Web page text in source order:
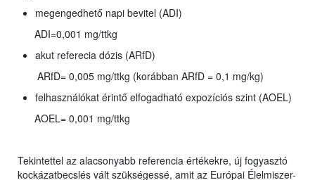
megengedhető napi bevitel (ADI)
ADI=0,001 mg/ttkg
akut referecia dózis (ARfD)
ARfD= 0,005 mg/ttkg (korábban ARfD = 0,1 mg/kg)
felhasználókat érintő elfogadható expozíciós szint (AOEL)
AOEL= 0,001 mg/ttkg
Tekintettel az alacsonyabb referencia értékekre, új fogyasztó
kockázatbecslés vált szükségessé, amit az Európai Élelmiszer-